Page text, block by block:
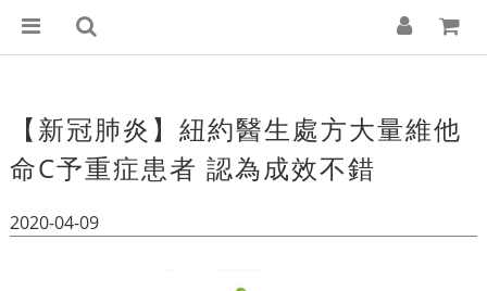
【新冠肺炎】紐約醫生處方大量維他
命C予重症患者 認為成效不錯
2020-04-09